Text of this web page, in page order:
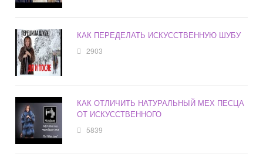
КАК ПЕРЕДЕЛАТЬ ИСКУССТВЕННУЮ ШУБУ
2903
КАК ОТЛИЧИТЬ НАТУРАЛЬНЫЙ МЕХ ПЕСЦА
ОТ ИСКУССТВЕННОГО
5839